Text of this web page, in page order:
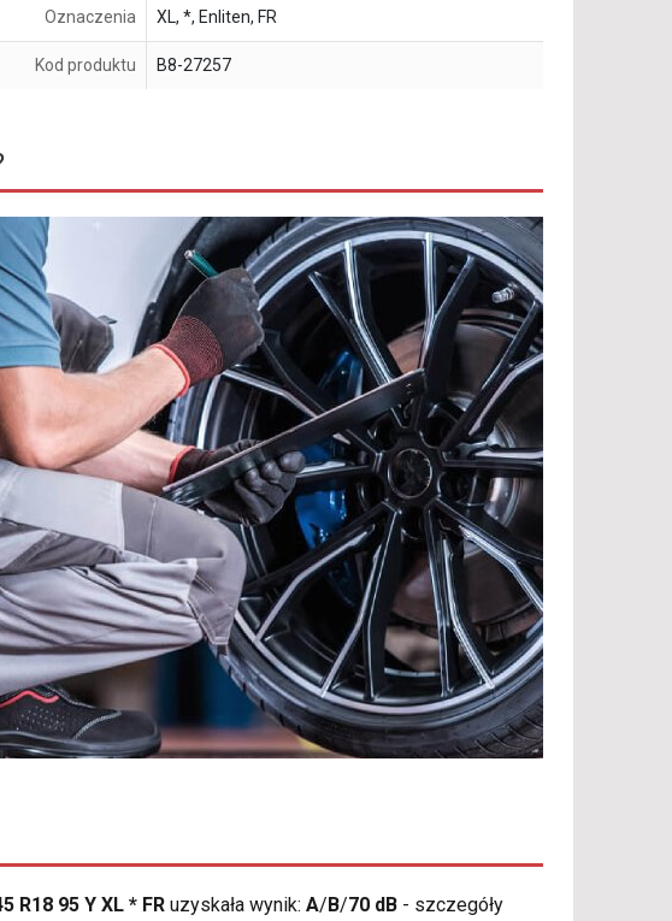
Oznaczenia XL, *, Enliten, FR
Kod produktu B8-27257
R18 95 Y XL * FR uzyskała wynik: A/ B/70 dB - szczegóły